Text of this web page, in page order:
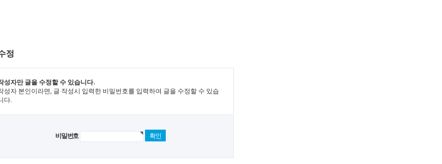
정
성자만 글을 수정할 수 있습니다.
성자 본인이라면, 글 작성시 입력한 비밀번호를 입력하여 글을 수정할 수 있습
다.
비밀번호